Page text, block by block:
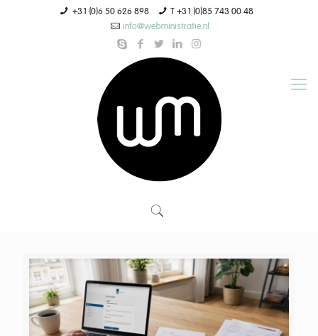
+31 (0)6 50 626 898
T +31 (0)85 743 00 48
info@webministratie.nl